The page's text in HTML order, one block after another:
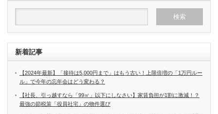
新着記事
【2024年最新】「接待は5,000円まで」はもう古い！上限倍増の「1万円ルー
ル」で今年の忘年会はどう変わる？
【社長、引っ越すなら「99㎡」以下にしなさい】家賃負担が1割に激減！？
最強の節税策「役員社宅」の物件選び